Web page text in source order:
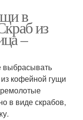
в
из
–
выбрасывать
кофейной гущи
в виде скрабов,